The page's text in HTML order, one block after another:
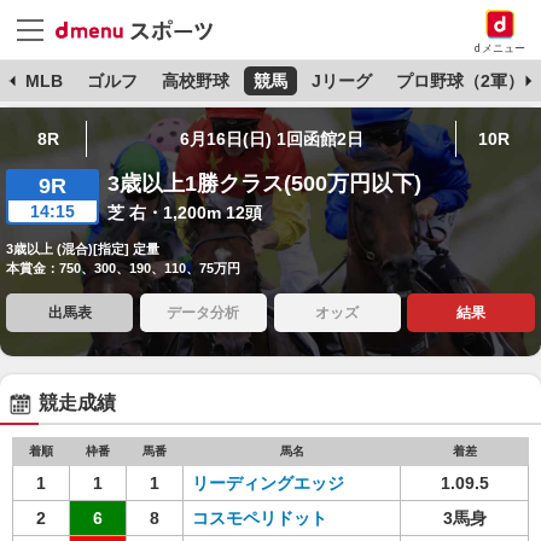
dメニュー
MLB ゴルフ 高校野球 競馬 Jリーグ プロ野球（2軍）
8R 6月16日(日) 1回函館2日 10R
9R
14:15
3歳以上1勝クラス(500万円以下)
芝 右・1,200m 12頭
3歳以上 (混合)[指定] 定量
本賞金：750、300、190、110、75万円
出馬表 データ分析 オッズ 結果
競走成績
着順 枠番 馬番 馬名 着差
1 1 1 リーディングエッジ
1.09.5
2
6 8 コスモペリドット
3馬身